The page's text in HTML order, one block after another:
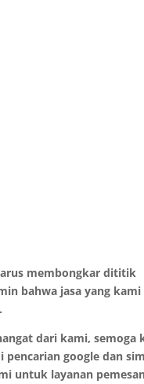
membongkar dititik
bahwa jasa yang kami
dari kami, semoga
google dan
untuk layanan